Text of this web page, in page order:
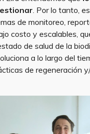
. Por lo tanto,
de monitoreo,
costo y escalables,
de salud de la
a lo largo del
de regeneración